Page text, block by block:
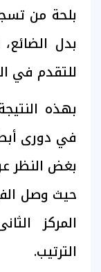
بلحة من
بدل
للتقدم في الدقيقة 68
بهذه
في دورى
بغض النظر
المركز
الترتيب.